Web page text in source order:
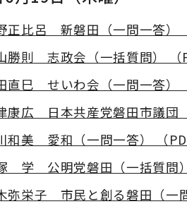
正比呂 新磐田（一問一答）
勝則 志政会（一括質問） （
直巳 せいわ会（一問一答）
康広 日本共産党磐田市議団
和美 愛和（一問一答） （
学 公明党磐田（一括質問）
弥栄子 市民と創る磐田（一